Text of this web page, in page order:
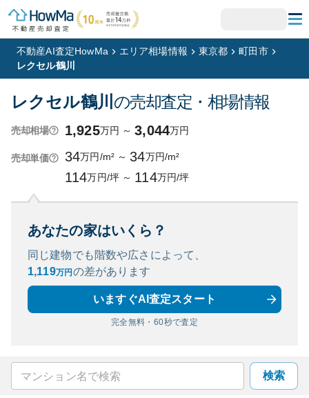
不動産AI査定HowMa エリア相場情報 東京都
町田市
レクセル鶴川
レクセル鶴川 の売却査定・相場情報
売却相場 1,925万円 ～ 3,044万円
売却単価 34万円/m² ～ 34万円/m²
114万円/坪 ～ 114万円/坪
あなたの家はいくら？
同じ建物でも階数や広さによって、
1,119万円 の差があります
いますぐAI査定スタート
完全無料・60秒で査定
検索